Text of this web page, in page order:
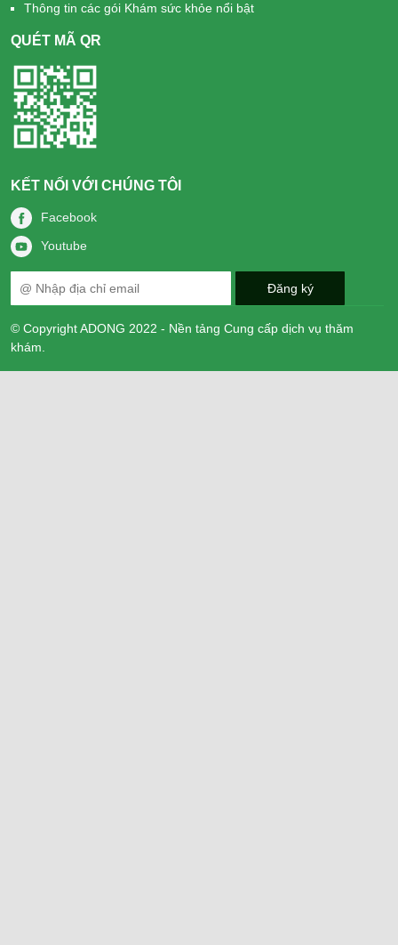
Thông tin các gói Khám sức khỏe nổi bật
QUÉT MÃ QR
KẾT NỐI VỚI CHÚNG TÔI
Facebook
Youtube
© Copyright ADONG 2022 - Nền tảng Cung cấp dịch vụ thăm
khám.